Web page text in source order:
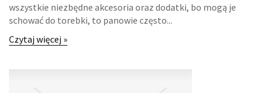
INFORMATYCZNE
wszystkie niezbędne akcesoria oraz dodatki, bo mogą je
schować do torebki, to panowie często...
Czytaj więcej »